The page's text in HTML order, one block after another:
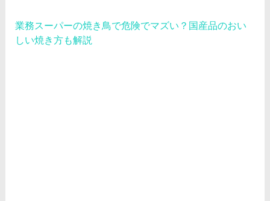
業務スーパーの焼き鳥で危険でマズい？国産品のおい
しい焼き方も解説